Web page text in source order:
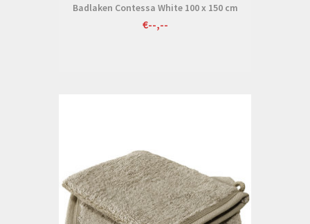
Badlaken Contessa White 100 x 150 cm
€--,--